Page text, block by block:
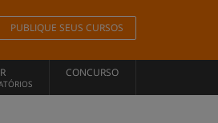
PUBLIQUE SEUS CURSOS
CONCURSO